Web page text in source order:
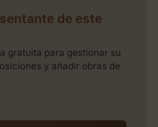
de este
gratuita para gestionar su
y añadir obras de